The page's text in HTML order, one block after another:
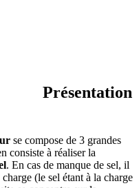
Présentation
se compose de 3 grandes
consiste à réaliser la
. En cas de manque de sel, il
(le sel étant à la charge